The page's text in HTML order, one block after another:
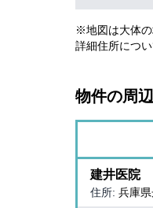
※地図は大体の
詳細住所につ
物件の周
建井医院
住所: 兵庫